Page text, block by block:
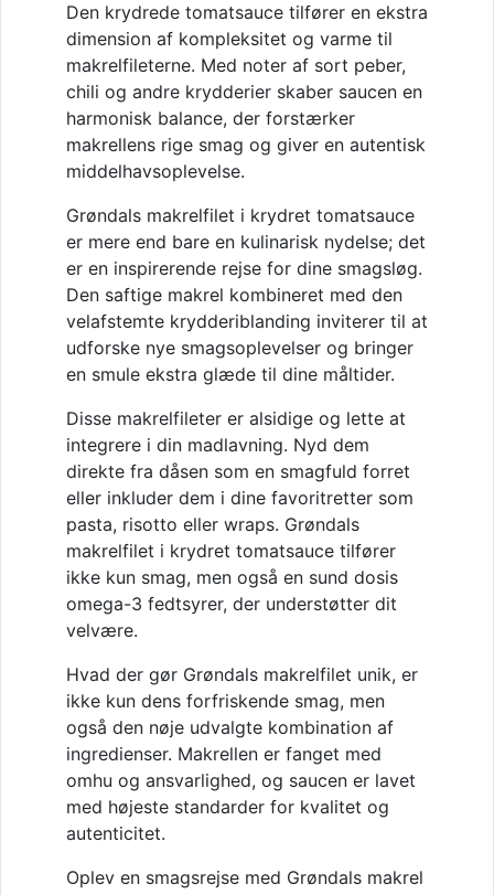
Den krydrede tomatsauce tilfører en ekstra
dimension af kompleksitet og varme til
makrelfileterne. Med noter af sort peber,
chili og andre krydderier skaber saucen en
harmonisk balance, der forstærker
makrellens rige smag og giver en autentisk
middelhavsoplevelse.
Grøndals makrelfilet i krydret tomatsauce
er mere end bare en kulinarisk nydelse; det
er en inspirerende rejse for dine smagsløg.
Den saftige makrel kombineret med den
velafstemte krydderiblanding inviterer til at
udforske nye smagsoplevelser og bringer
en smule ekstra glæde til dine måltider.
Disse makrelfileter er alsidige og lette at
integrere i din madlavning. Nyd dem
direkte fra dåsen som en smagfuld forret
eller inkluder dem i dine favoritretter som
pasta, risotto eller wraps. Grøndals
makrelfilet i krydret tomatsauce tilfører
ikke kun smag, men også en sund dosis
omega-3 fedtsyrer, der understøtter dit
velvære.
Hvad der gør Grøndals makrelfilet unik, er
ikke kun dens forfriskende smag, men
også den nøje udvalgte kombination af
ingredienser. Makrellen er fanget med
omhu og ansvarlighed, og saucen er lavet
med højeste standarder for kvalitet og
autenticitet.
Oplev en smagsrejse med Grøndals makrel